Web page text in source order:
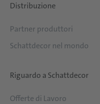
Distribuzione
Partner produttori
Schattdecor nel mondo
Riguardo a Schattdecor
Offerte di Lavoro